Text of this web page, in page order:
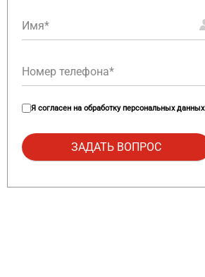
Я согласен на обработку персональных данных